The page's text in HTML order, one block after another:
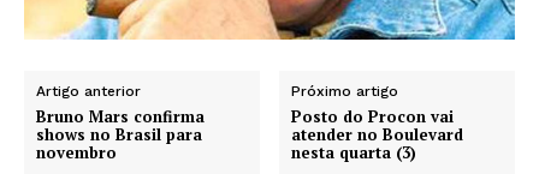
Artigo anterior
Bruno Mars confirma
shows no Brasil para
novembro
Próximo artigo
Posto do Procon vai
atender no Boulevard
nesta quarta (3)